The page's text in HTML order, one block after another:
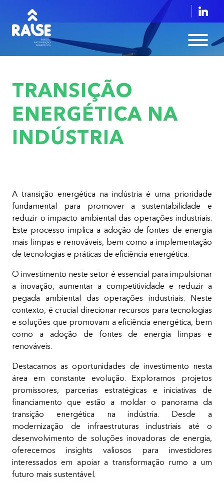
TRANSIÇÃO
ENERGÉTICA NA
INDÚSTRIA
A transição energética na indústria é uma prioridade
fundamental para promover a sustentabilidade e
reduzir o impacto ambiental das operações industriais.
Este processo implica a adoção de fontes de energia
mais limpas e renováveis, bem como a implementação
de tecnologias e práticas de eficiência energética.
O investimento neste setor é essencial para impulsionar
a inovação, aumentar a competitividade e reduzir a
pegada ambiental das operações industriais. Neste
contexto, é crucial direcionar recursos para tecnologias
e soluções que promovam a eficiência energética, bem
como a adoção de fontes de energia limpas e
renováveis.
Destacamos as oportunidades de investimento nesta
área em constante evolução. Exploramos projetos
promissores, parcerias estratégicas e iniciativas de
financiamento que estão a moldar o panorama da
transição energética na indústria. Desde a
modernização de infraestruturas industriais até o
desenvolvimento de soluções inovadoras de energia,
oferecemos insights valiosos para investidores
interessados em apoiar a transformação rumo a um
futuro mais sustentável.